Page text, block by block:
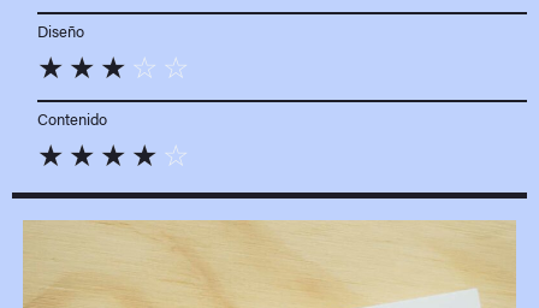
Diseño
☆ ☆ ☆ ☆ ☆
Contenido
☆ ☆ ☆ ☆ ☆